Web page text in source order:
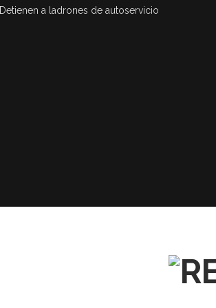
Detienen a ladrones de autoservicio